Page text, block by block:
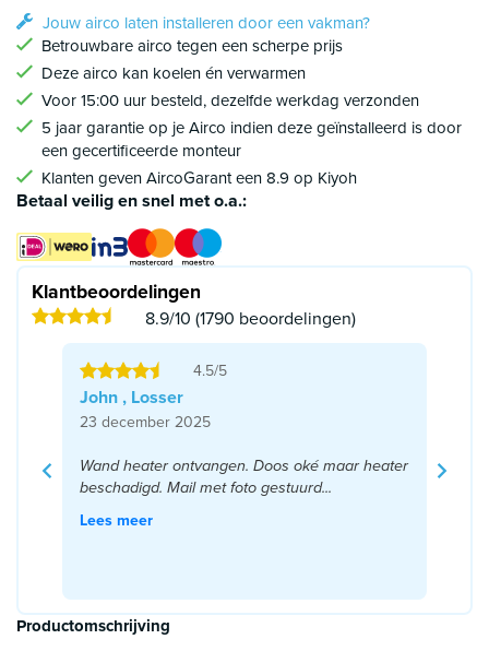
Jouw airco laten installeren door een vakman?
Betrouwbare airco tegen een scherpe prijs
Deze airco kan koelen én verwarmen
Voor 15:00 uur besteld, dezelfde werkdag verzonden
5 jaar garantie op je Airco indien deze geïnstalleerd is door
een gecertificeerde monteur
Klanten geven AircoGarant een 8.9 op Kiyoh
Betaal veilig en snel met o.a.:
Klantbeoordelingen
8.9/10 (1790 beoordelingen)
4.5/5
John , Losser
23 december 2025
Wand heater ontvangen. Doos oké maar heater
beschadigd. Mail met foto gestuurd...
Lees meer
Productomschrijving